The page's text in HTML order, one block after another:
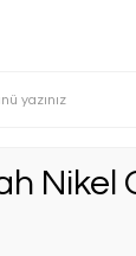
Nikel